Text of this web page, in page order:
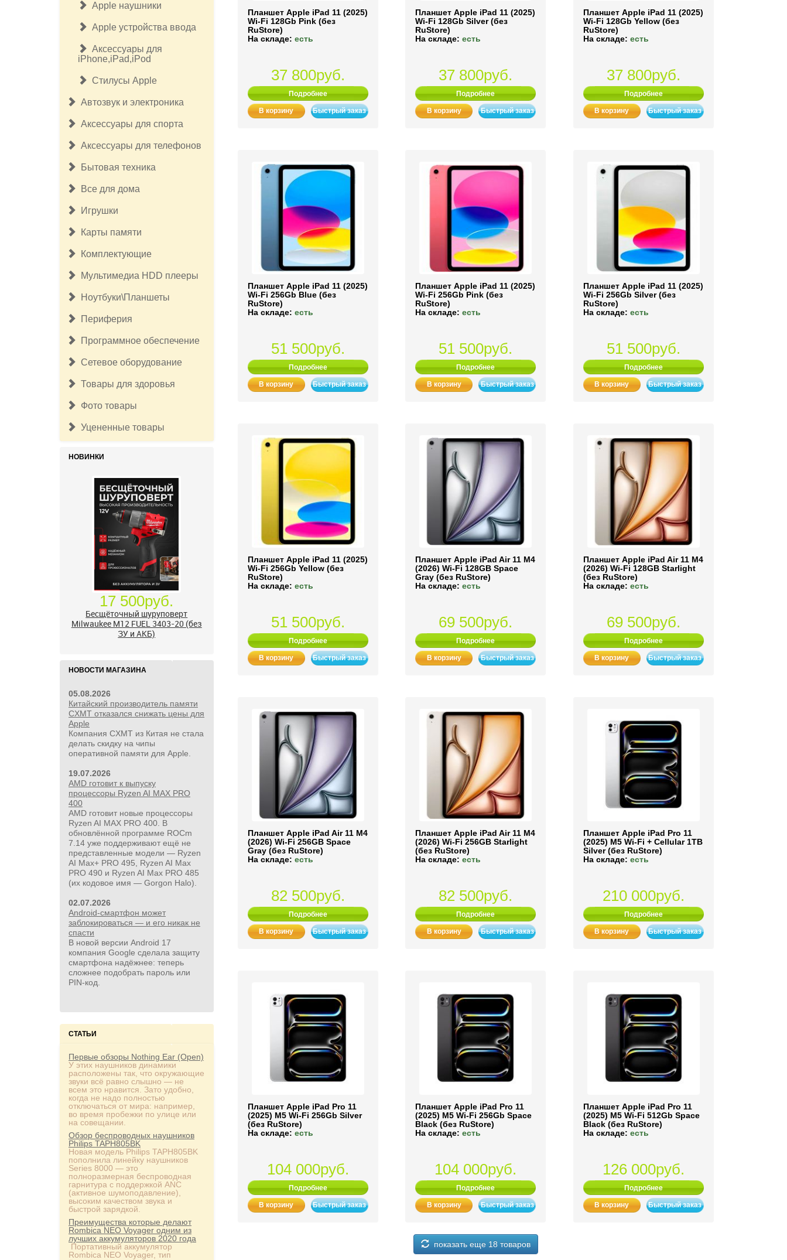
Apple наушники
Apple устройства ввода
Аксессуары для
iPhone,iPad,iPod
Стилусы Apple
Автозвук и электроника
Аксессуары для спорта
Аксессуары для телефонов
Бытовая техника
Все для дома
Игрушки
Карты памяти
Комплектующие
Мультимедиа HDD плееры
Ноутбуки\Планшеты
Периферия
Программное обеспечение
Сетевое оборудование
Товары для здоровья
Фото товары
Уцененные товары
НОВИНКИ
24 500руб.
УШМ болгарка Milwaukee M18
FUEL 2888-20 125 мм, красный
НОВОСТИ МАГАЗИНА
05.08.2026
Китайский производитель памяти
CXMT отказался снижать цены для
Apple
Компания CXMT из Китая не стала
делать скидку на чипы
оперативной памяти для Apple.
19.07.2026
AMD готовит к выпуску
процессоры Ryzen AI MAX PRO
400
AMD готовит новые процессоры
Ryzen AI MAX PRO 400. В
обновлённой программе ROCm
7.14 уже поддерживают ещё не
представленные модели — Ryzen
AI Max+ PRO 495, Ryzen AI Max
PRO 490 и Ryzen AI Max PRO 485
(их кодовое имя — Gorgon Halo).
02.07.2026
Android-смартфон может
заблокироваться — и его никак не
спасти
В новой версии Android 17
компания Google сделала защиту
смартфона надёжнее: теперь
сложнее подобрать пароль или
PIN‑код.
СТАТЬИ
Первые обзоры Nothing Ear (Open)
У этих наушников динамики
расположены так, что окружающие
звуки всё равно слышно — не
всем это нравится. Зато удобно,
когда не надо полностью
отключаться от мира: например,
во время пробежки по улице или
на совещании.
Обзор беспроводных наушников
Philips TAPH805BK
Новая модель Philips TAPH805BK
пополнила линейку наушников
Series 8000 — это
полноразмерная беспроводная
гарнитура с поддержкой ANC
(активное шумоподавление),
высоким качеством звука и
быстрой зарядкой.
Преимущества которые делают
Rombica NEO Voyager одним из
лучших аккумуляторов 2020 года
Портативный аккумулятор
Rombica NEO Voyager, тип
Планшет Apple iPad 11 (2025)
Wi-Fi 128Gb Pink (без
RuStore)
На складе: есть
37 800руб.
Подробнее
В корзину Быстрый заказ
Планшет Apple iPad 11 (2025)
Wi-Fi 128Gb Silver (без
RuStore)
На складе:есть
37 800руб.
Подробнее
В корзину Быстрый заказ
Планшет Apple iPad 11 (2025)
Wi-Fi 128Gb Yellow (без
RuStore)
На складе: есть
37 800руб.
Подробнее
В корзину Быстрый заказ
Планшет Apple iPad 11 (2025)
Wi-Fi 256Gb Blue (без
RuStore)
На складе: есть
51 500руб.
Подробнее
В корзину Быстрый заказ
Планшет Apple iPad 11 (2025)
Wi-Fi 256Gb Pink (без
RuStore)
На складе:есть
51 500руб.
Подробнее
В корзину Быстрый заказ
Планшет Apple iPad 11 (2025)
Wi-Fi 256Gb Silver (без
RuStore)
На складе: есть
51 500руб.
Подробнее
В корзину Быстрый заказ
Планшет Apple iPad 11 (2025)
Wi-Fi 256Gb Yellow (без
RuStore)
На складе: есть
51 500руб.
Подробнее
В корзину Быстрый заказ
Планшет Apple iPad Air 11 M4
(2026) Wi-Fi 128GB Space
Gray (без RuStore)
На складе:есть
69 500руб.
Подробнее
В корзину Быстрый заказ
Планшет Apple iPad Air 11 M4
(2026) Wi-Fi 128GB Starlight
(без RuStore)
На складе: есть
69 500руб.
Подробнее
В корзину Быстрый заказ
Планшет Apple iPad Air 11 M4
(2026) Wi-Fi 256GB Space
Gray (без RuStore)
На складе: есть
82 500руб.
Подробнее
В корзину Быстрый заказ
Планшет Apple iPad Air 11 M4
(2026) Wi-Fi 256GB Starlight
(без RuStore)
На складе:есть
82 500руб.
Подробнее
В корзину Быстрый заказ
Планшет Apple iPad Pro 11
(2025) M5 Wi-Fi + Cellular 1TB
Silver (без RuStore)
На складе: есть
210 000руб.
Подробнее
В корзину Быстрый заказ
Планшет Apple iPad Pro 11
(2025) M5 Wi-Fi 256Gb Silver
(без RuStore)
На складе: есть
104 000руб.
Подробнее
В корзину Быстрый заказ
Планшет Apple iPad Pro 11
(2025) M5 Wi-Fi 256Gb Space
Black (без RuStore)
На складе:есть
104 000руб.
Подробнее
В корзину Быстрый заказ
Планшет Apple iPad Pro 11
(2025) M5 Wi-Fi 512Gb Space
Black (без RuStore)
На складе: есть
126 000руб.
Подробнее
В корзину Быстрый заказ
показать еще 18 товаров